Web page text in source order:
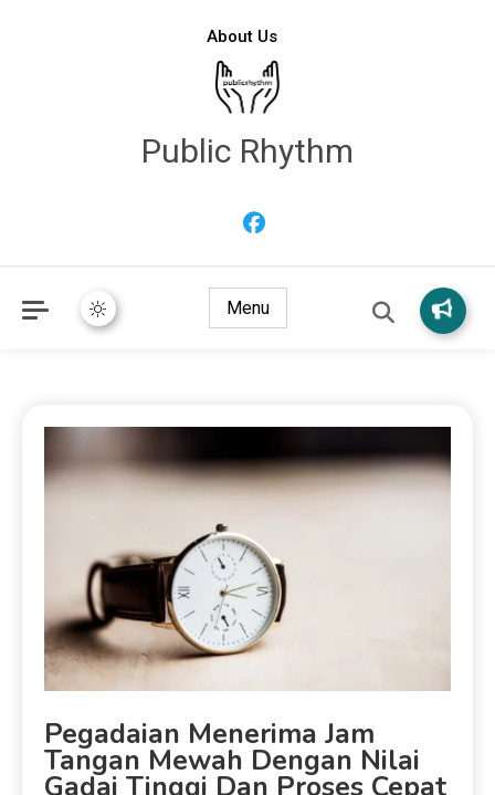
About Us
Public Rhythm
Menu
Pegadaian Menerima Jam
Tangan Mewah Dengan Nilai
Gadai Tinggi Dan Proses Cepat